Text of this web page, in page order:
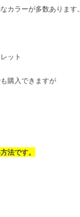
カラーが多数あります。
ット
購入できますが
法です。